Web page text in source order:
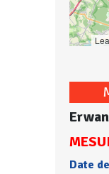
Date